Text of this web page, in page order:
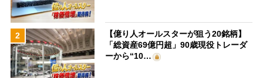
2
【億り人オールスターが狙う20銘柄】
「総資産69億円超」90歳現役トレーダ
ーから“10…